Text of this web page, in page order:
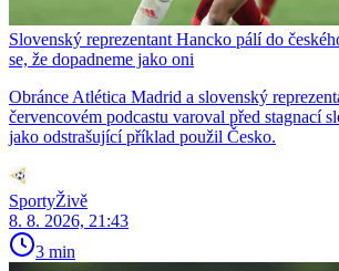
Slovenský reprezentant Hancko pálí do
se, že dopadneme jako oni
Obránce Atlética Madrid a slovenský
červencovém podcastu varoval před stagnací
jako odstrašující příklad použil Česko.
SportyŽivě
8. 8. 2026, 21:43
3 min